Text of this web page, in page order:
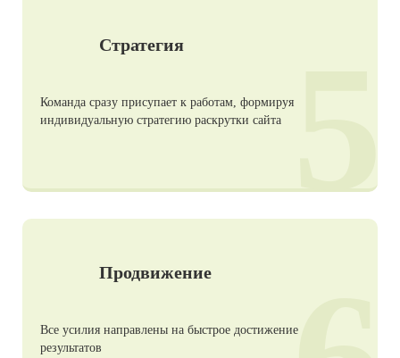
Стратегия
Команда сразу присупает к работам, формируя
индивидуальную стратегию раскрутки сайта
5
Продвижение
Все усилия направлены на быстрое достижение
результатов